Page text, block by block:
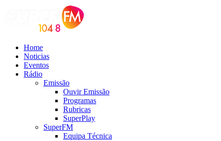
Home
Noticias
Eventos
Rádio
Emissão
Ouvir Emissão
Programas
Rubricas
SuperPlay
SuperFM
Equipa Técnica